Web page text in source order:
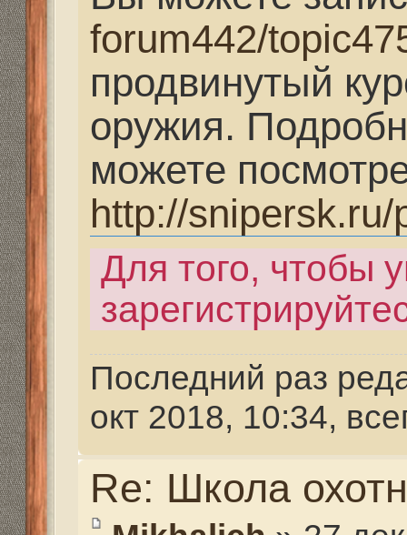
Для того, чтобы
зарегистрируйтесь.
Последний раз
окт 2018, 10:34, всего
Re: Школа охотника
Mikhalich» 27 дек 2013,
Сейчас временно
Оформляем
было по
записывайтесь,
начинать где то
Записаться можно
анкетуhttp://555hf.tv/